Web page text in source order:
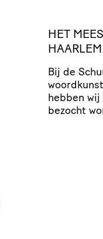
HET
HAARLEM
Bij de
hebben wij
bezocht